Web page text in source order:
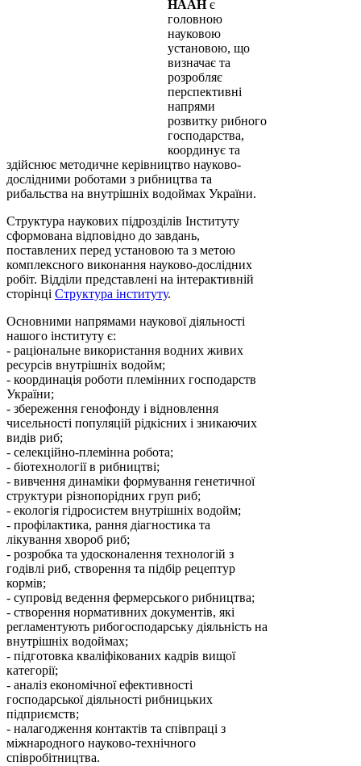
НААНє
головною
науковою
установою, що
визначає та
розробляє
перспективні
напрями
розвитку рибного
господарства,
координує та
здійснює методичне керівництво науково-
дослідними роботами з рибництва та
рибальства на внутрішніх водоймах України.
Структура наукових підрозділів Інституту
сформована відповідно до завдань,
поставлених перед установою та з метою
комплексного виконання науково-дослідних
робіт. Відділи представлені на інтерактивній
сторінці Структура інституту.
Основними напрямами наукової діяльності
нашого інституту є:
- раціональне використання водних живих
ресурсів внутрішніх водойм;
- координація роботи племінних господарств
України;
- збереження генофонду і відновлення
чисельності популяцій рідкісних і зникаючих
видів риб;
- селекційно-племінна робота;
- біотехнології в рибництві;
- вивчення динаміки формування генетичної
структури різнопорідних груп риб;
- екологія гідросистем внутрішніх водойм;
- профілактика, рання діагностика та
лікування хвороб риб;
- розробка та удосконалення технологій з
годівлі риб, створення та підбір рецептур
кормів;
- супровід ведення фермерського рибництва;
- створення нормативних документів, які
регламентують рибогосподарську діяльність на
внутрішніх водоймах;
- підготовка кваліфікованих кадрів вищої
категорії;
- аналіз економічної ефективності
господарської діяльності рибницьких
підприємств;
- налагодження контактів та співпраці з
міжнародного науково-технічного
співробітництва.